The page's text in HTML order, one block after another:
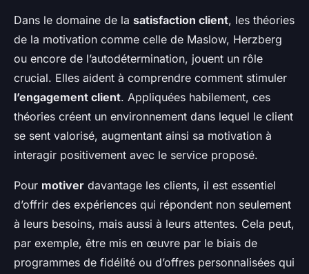
Dans le domaine de la satisfaction client, les théories
de la motivation comme celle de Maslow, Herzberg
ou encore de l’autodétermination, jouent un rôle
crucial. Elles aident à comprendre comment stimuler
l’engagement client. Appliquées habilement, ces
théories créent un environnement dans lequel le client
se sent valorisé, augmentant ainsi sa motivation à
interagir positivement avec le service proposé.
Pour motiver davantage les clients, il est essentiel
d’offrir des expériences qui répondent non seulement
à leurs besoins, mais aussi à leurs attentes. Cela peut,
par exemple, être mis en œuvre par le biais de
programmes de fidélité ou d’offres personnalisées qui